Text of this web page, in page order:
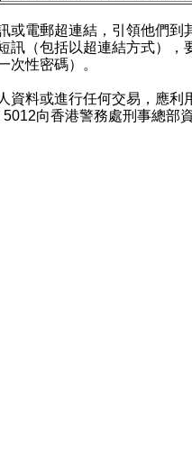
電郵超連結，引領他們到
訊（包括以超連結方式），
次性密碼）。
料或進行任何交易，應利
向香港警務處刑事總部